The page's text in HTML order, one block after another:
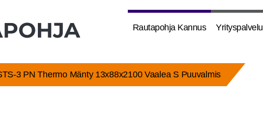
Rau­ta­poh­ja Kannus Yri­tys­pal­ve­lu
PN Ther­mo Män­ty 13x88x2100 Vaa­lea S Puuvalmis